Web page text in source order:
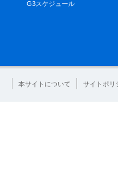
G3スケジュール
本サイトについて サイトポリ